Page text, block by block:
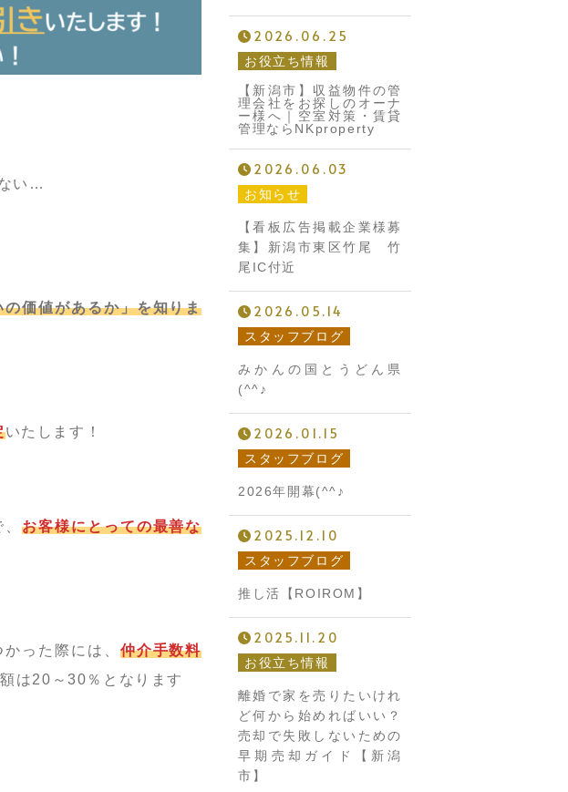
い…
の価値があるか」を知りま
いたします！
、お客様にとっての最善な
った際には、 仲介手数料
は20～30％となります
2026.06.25
お役立ち情報
【新潟市】収益物件の管
理会社をお探しのオーナ
ー様へ｜空室対策・賃貸
管理ならNKproperty
2026.06.03
お知らせ
【看板広告掲載企業様募
集】新潟市東区竹尾 竹
尾IC付近
2026.05.14
スタッフブログ
みかんの国とうどん県
(^^♪
2026.01.15
スタッフブログ
2026年開幕(^^♪
2025.12.10
スタッフブログ
推し活【ROIROM】
2025.11.20
お役立ち情報
離婚で家を売りたいけれ
ど何から始めればいい？
売却で失敗しないための
早期売却ガイド【新潟
市】